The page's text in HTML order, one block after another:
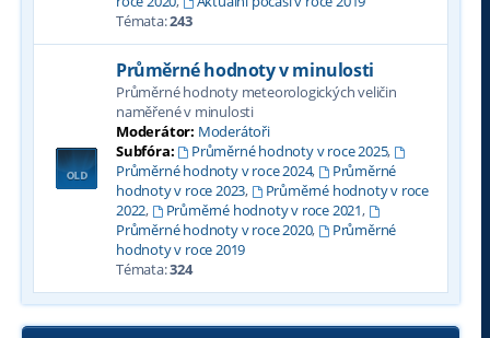
Témata:243
Průměrné hodnoty v minulosti
Průměrné hodnoty meteorologických veličin
naměřené v minulosti
Moderátor: Moderátoři
Subfóra:
Průměrné hodnoty v roce 2025,
Průměrné hodnoty v roce 2024,
Průměrné
hodnoty v roce 2023,
Průměrné hodnoty v roce
2022, Průměrné hodnoty v roce 2021,
Průměrné hodnoty v roce 2020,
Průměrné
hodnoty v roce 2019
Témata:324